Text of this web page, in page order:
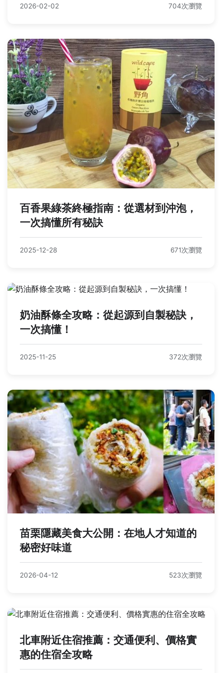
2026-02-02 704次瀏覽
百香果綠茶終極指南：從選材到沖泡，
一次搞懂所有秘訣
2025-12-28 671次瀏覽
奶油酥條全攻略：從起源到自製秘訣，
一次搞懂！
2025-11-25 372次瀏覽
苗栗隱藏美食大公開：在地人才知道的
秘密好味道
2026-04-12 523次瀏覽
北車附近住宿推薦：交通便利、價格實
惠的住宿全攻略